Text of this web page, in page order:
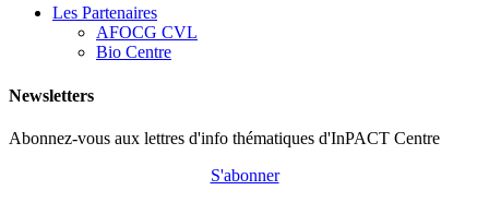
Les Partenaires
AFOCG CVL
Bio Centre
Newsletters
Abonnez-vous aux lettres d'info thématiques d'InPACT Centre
S'abonner